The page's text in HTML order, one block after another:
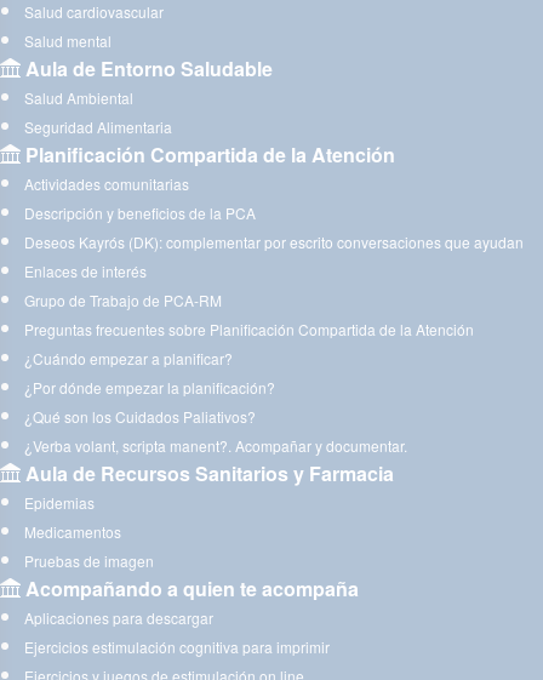
Salud cardiovascular
Salud mental
Aula de Entorno Saludable
Salud Ambiental
Seguridad Alimentaria
Planificación Compartida de la Atención
Actividades comunitarias
Descripción y beneficios de la PCA
Deseos Kayrós (DK): complementar por escrito conversaciones que ayudan
Enlaces de interés
Grupo de Trabajo de PCA-RM
Preguntas frecuentes sobre Planificación Compartida de la Atención
¿Cuándo empezar a planificar?
¿Por dónde empezar la planificación?
¿Qué son los Cuidados Paliativos?
¿Verba volant, scripta manent?. Acompañar y documentar.
Aula de Recursos Sanitarios y Farmacia
Epidemias
Medicamentos
Pruebas de imagen
Acompañando a quien te acompaña
Aplicaciones para descargar
Ejercicios estimulación cognitiva para imprimir